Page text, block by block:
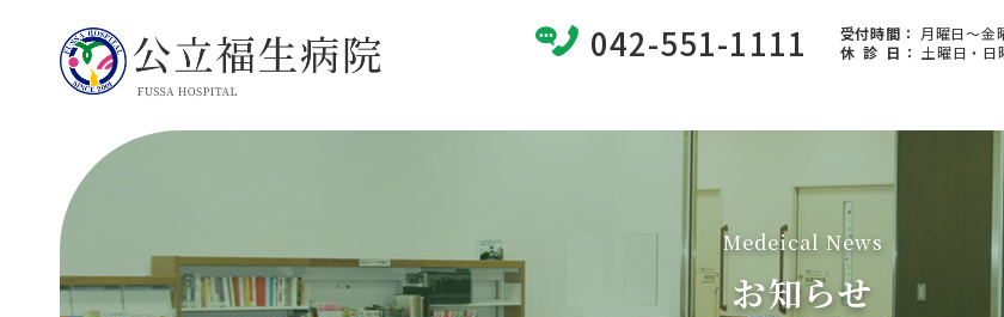
042-551-1111 受付時間： 月曜日～
休 診 日 ： 土曜日・
Medeical News
お知らせ